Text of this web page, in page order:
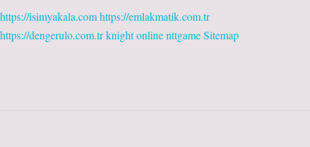
https://isimyakala.comhttps://emlakmatik.com.tr
https://dengerulo.com.trknight onlinenttgameSitemap